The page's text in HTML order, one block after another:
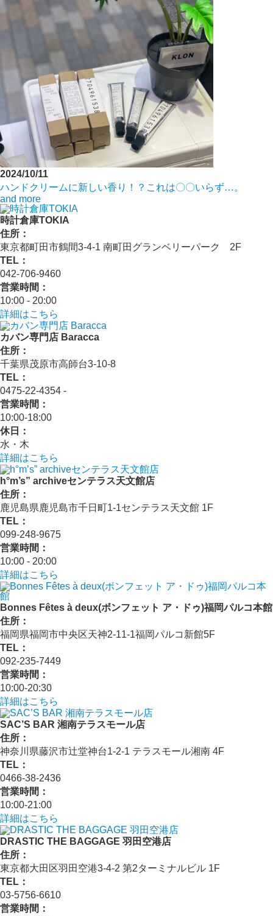
2024/10/11
ハンドクリームに新しい香り！？これは〇〇いらず…。
and more
時計倉庫TOKIA
住所：
東京都町田市鶴間3-4-1 南町田グランベリーパーク 2F
TEL：
042-706-9460
営業時間：
10:00 - 20:00
詳細はこちら
カバン専門店 Baracca
住所：
千葉県茂原市高師台3-10-8
TEL：
0475-22-4354 ‐
営業時間：
10:00‐18:00
休日：
水・木
詳細はこちら
h°m’s” archiveセンテラス天文館店
住所：
鹿児島県鹿児島市千日町1-1センテラス天文館 1F
TEL：
099-248-9675
営業時間：
10:00 ‐ 20:00
詳細はこちら
Bonnes Fêtes à deux(ボンフェット ア・ドゥ)福岡パルコ本館
住所：
福岡県福岡市中央区天神2-11-1福岡パルコ新館5F
TEL：
092-235-7449
営業時間：
10:00-20:30
詳細はこちら
SAC’S BAR 湘南テラスモール店
住所：
神奈川県藤沢市辻堂神台1-2-1 テラスモール湘南 4F
TEL：
0466-38-2436
営業時間：
10:00-21:00
詳細はこちら
DRASTIC THE BAGGAGE 羽田空港店
住所：
東京都大田区羽田空港3-4-2 第2ターミナルビル 1F
TEL：
03-5756-6610
営業時間：